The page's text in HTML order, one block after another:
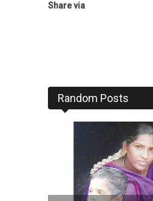
Share via
Random Posts